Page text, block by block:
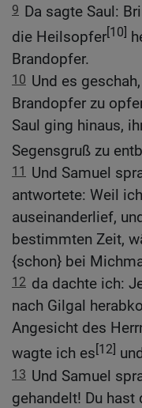
9 Da sagte Saul:
die Heilsopfer[10]
Brandopfer.
10 Und es
Brandopfer zu
Saul ging hinaus,
Segensgruß zu
11
Und Samuel
antwortete: Weil
auseinanderlief,
bestimmten Zeit,
{schon} bei
12 da dachte ich:
nach Gilgal
Angesicht des
wagte ich es[12]
13 Und Samuel
gehandelt! Du hast